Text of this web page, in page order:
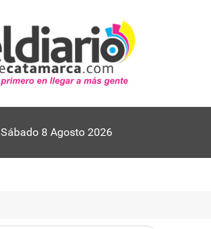
Sábado 8 Agosto 2026